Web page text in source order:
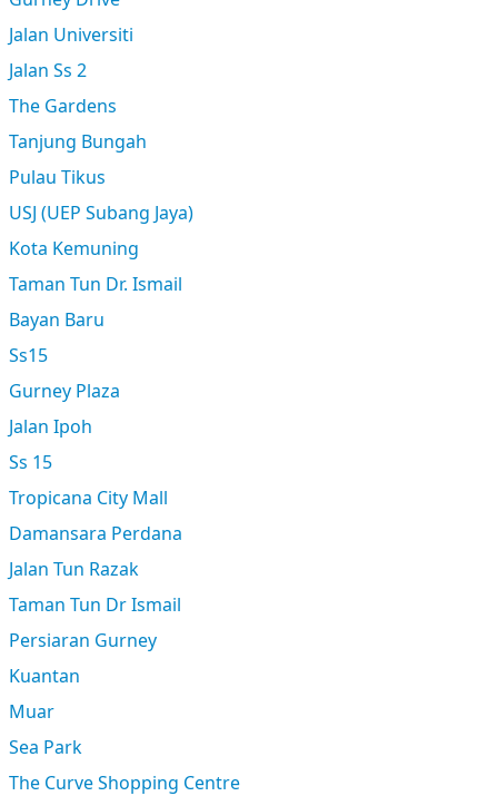
Jalan Universiti
Jalan Ss 2
The Gardens
Tanjung Bungah
Pulau Tikus
USJ (UEP Subang Jaya)
Kota Kemuning
Taman Tun Dr. Ismail
Bayan Baru
Ss15
Gurney Plaza
Jalan Ipoh
Ss 15
Tropicana City Mall
Damansara Perdana
Jalan Tun Razak
Taman Tun Dr Ismail
Persiaran Gurney
Kuantan
Muar
Sea Park
The Curve Shopping Centre